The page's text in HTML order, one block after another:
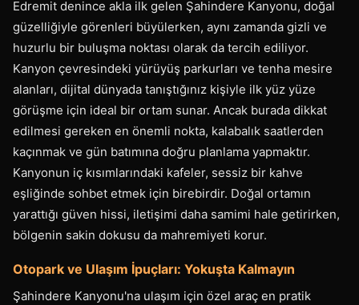
Edremit denince akla ilk gelen Şahindere Kanyonu, doğal
güzelliğiyle görenleri büyülerken, aynı zamanda gizli ve
huzurlu bir buluşma noktası olarak da tercih ediliyor.
Kanyon çevresindeki yürüyüş parkurları ve tenha mesire
alanları, dijital dünyada tanıştığınız kişiyle ilk yüz yüze
görüşme için ideal bir ortam sunar. Ancak burada dikkat
edilmesi gereken en önemli nokta, kalabalık saatlerden
kaçınmak ve gün batımına doğru planlama yapmaktır.
Kanyonun iç kısımlarındaki kafeler, sessiz bir kahve
eşliğinde sohbet etmek için birebirdir. Doğal ortamın
yarattığı güven hissi, iletişimi daha samimi hale getirirken,
bölgenin sakin dokusu da mahremiyeti korur.
Otopark ve Ulaşım İpuçları: Yokuşta Kalmayın
Şahindere Kanyonu'na ulaşım için özel araç en pratik